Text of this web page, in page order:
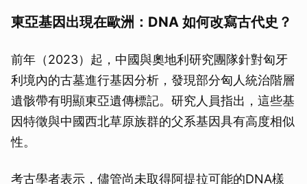
東亞基因出現在歐洲：DNA 如何改寫古代史？
前年（2023）起，中國與奧地利研究團隊針對匈牙
利境內的古墓進行基因分析，發現部分匈人統治階層
遺骸帶有明顯東亞遺傳標記。研究人員指出，這些基
因特徵與中國西北草原族群的父系基因具有高度相似
性。
考古學者表示，儘管尚未取得阿提拉可能的DNA樣